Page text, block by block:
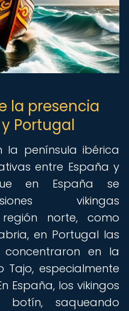
la presencia
Portugal
la península ibérica
entre España y
en España se
vikingas
norte, como
en Portugal las
concentraron en la
especialmente
España, los vikingos
botín, saqueando